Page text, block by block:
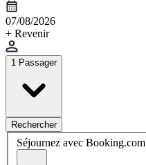
07/08/2026
+ Revenir
1 Passager
Rechercher
Séjournez avec Booking.com